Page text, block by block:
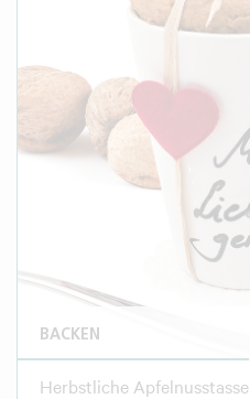
BACKEN
Herbstliche Apfelnusstasse